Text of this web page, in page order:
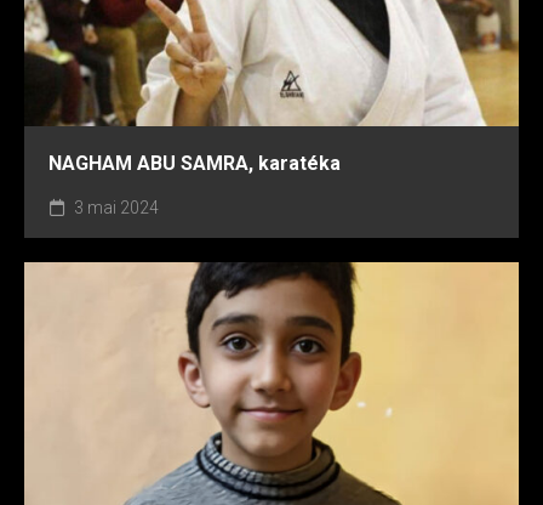
NAGHAM ABU SAMRA, karatéka
3 mai 2024